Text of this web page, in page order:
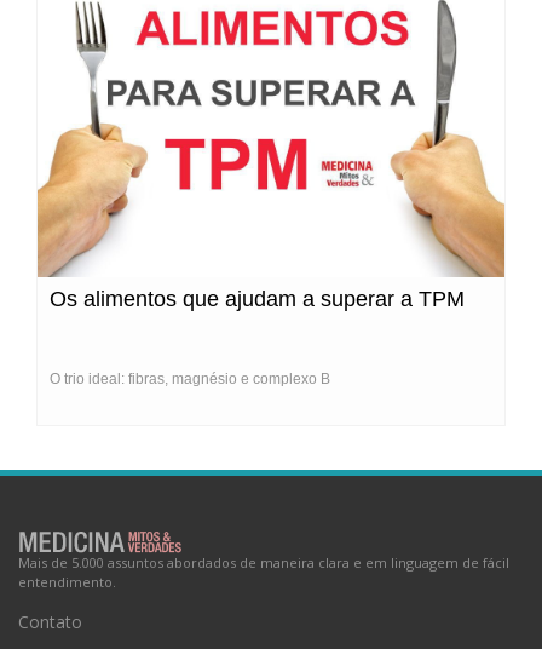
Os alimentos que ajudam a superar a TPM
O trio ideal: fibras, magnésio e complexo B
Mais de 5.000 assuntos abordados de maneira clara e em linguagem de fácil
entendimento.
Contato